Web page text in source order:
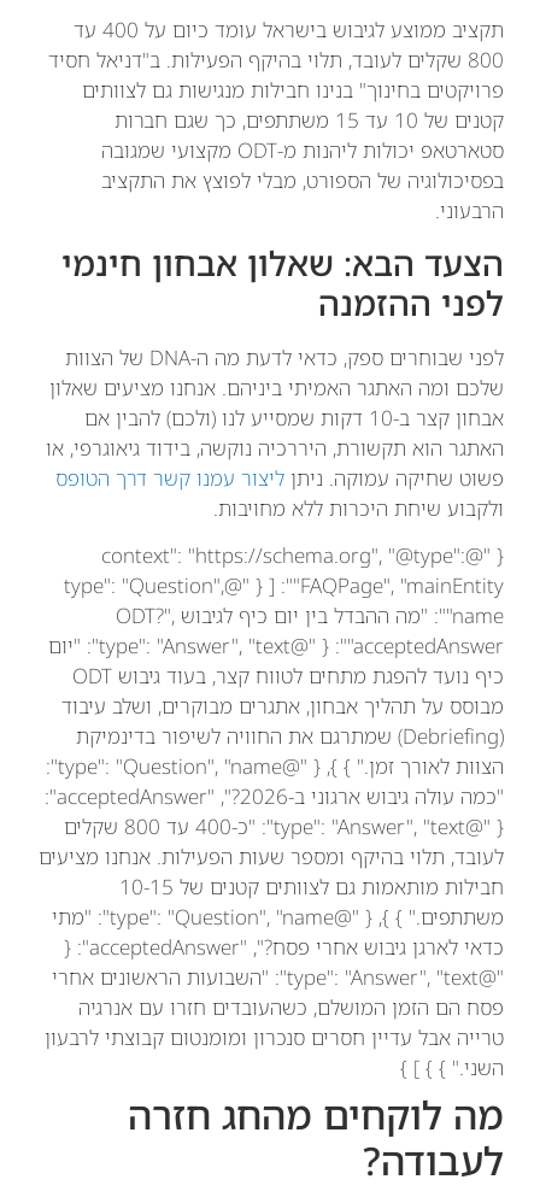
תקציב ממוצע לגיבוש בישראל עומד כיום על 400 עד
800 שקלים לעובד, תלוי בהיקף הפעילות. ב"דניאל חסיד
פרויקטים בחינוך" בנינו חבילות מנגישות גם לצוותים
קטנים של 10 עד 15 משתתפים, כך שגם חברות
סטארטאפ יכולות ליהנות מ-ODT מקצועי שמגובה
בפסיכולוגיה של הספורט, מבלי לפוצץ את התקציב
הרבעוני.
הצעד הבא: שאלון אבחון חינמי
לפני ההזמנה
לפני שבוחרים ספק, כדאי לדעת מה ה-DNA של הצוות
שלכם ומה האתגר האמיתי ביניהם. אנחנו מציעים שאלון
אבחון קצר ב-10 דקות שמסייע לנו (ולכם) להבין אם
האתגר הוא תקשורת, היררכיה נוקשה, בידוד גיאוגרפי, או
פשוט שחיקה עמוקה. ניתן ליצור עמנו קשר דרך הטופס
ולקבוע שיחת היכרות ללא מחויבות.
{ "@context": "https://schema.org", "@type":
"FAQPage", "mainEntity": [ { "@type": "Question",
"name": "מה ההבדל בין יום כיף לגיבוש ODT?",
"acceptedAnswer": { "@type": "Answer", "text": "יום
כיף נועד להפגת מתחים לטווח קצר, בעוד גיבוש ODT
מבוסס על תהליך אבחון, אתגרים מבוקרים, ושלב עיבוד
(Debriefing) שמתרגם את החוויה לשיפור בדינמיקת
הצוות לאורך זמן." } }, { "@type": "Question", "name":
"כמה עולה גיבוש ארגוני ב-2026?", "acceptedAnswer":
{ "@type": "Answer", "text": "כ-400 עד 800 שקלים
לעובד, תלוי בהיקף ומספר שעות הפעילות. אנחנו מציעים
חבילות מותאמות גם לצוותים קטנים של 10-15
משתתפים." } }, { "@type": "Question", "name": "מתי
כדאי לארגן גיבוש אחרי פסח?", "acceptedAnswer": {
"@type": "Answer", "text": "השבועות הראשונים אחרי
פסח הם הזמן המושלם, כשהעובדים חזרו עם אנרגיה
טרייה אבל עדיין חסרים סנכרון ומומנטום קבוצתי לרבעון
השני." } } ] }
מה לוקחים מהחג חזרה
לעבודה?